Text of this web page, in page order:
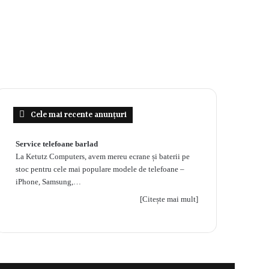
Cele mai recente anunțuri
Service telefoane barlad
La Ketutz Computers, avem mereu ecrane și baterii pe
stoc pentru cele mai populare modele de telefoane –
iPhone, Samsung,…
[Citește mai mult]